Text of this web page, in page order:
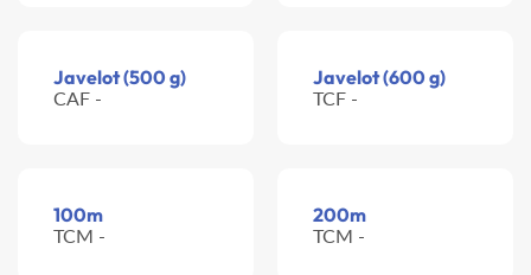
Javelot (500 g)
CAF -
Javelot (600 g)
TCF -
100m
TCM -
200m
TCM -